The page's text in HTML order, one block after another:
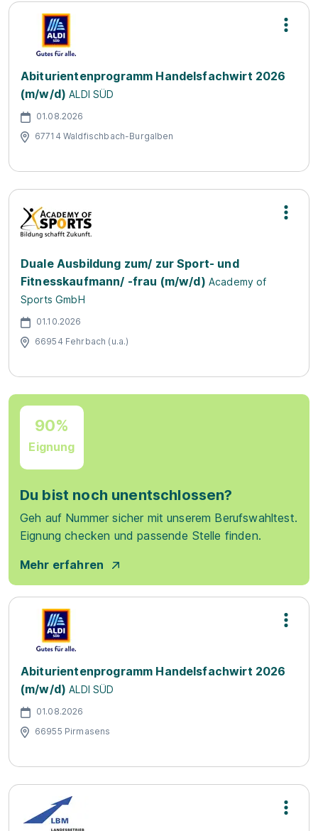
Abiturientenprogramm Handelsfachwirt 2026
(m/w/d) ALDI SÜD
01.08.2026
67714 Waldfischbach-Burgalben
Duale Ausbildung zum/ zur Sport- und
Fitnesskaufmann/ -frau (m/w/d) Academy of
Sports GmbH
01.10.2026
66954 Fehrbach (u.a.)
90%
Eignung
Du bist noch unentschlossen?
Geh auf Nummer sicher mit unserem Berufswahltest.
Eignung checken und passende Stelle finden.
Mehr erfahren
Abiturientenprogramm Handelsfachwirt 2026
(m/w/d) ALDI SÜD
01.08.2026
66955 Pirmasens